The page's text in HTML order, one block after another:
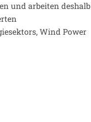
und arbeiten deshalb
Wind Power